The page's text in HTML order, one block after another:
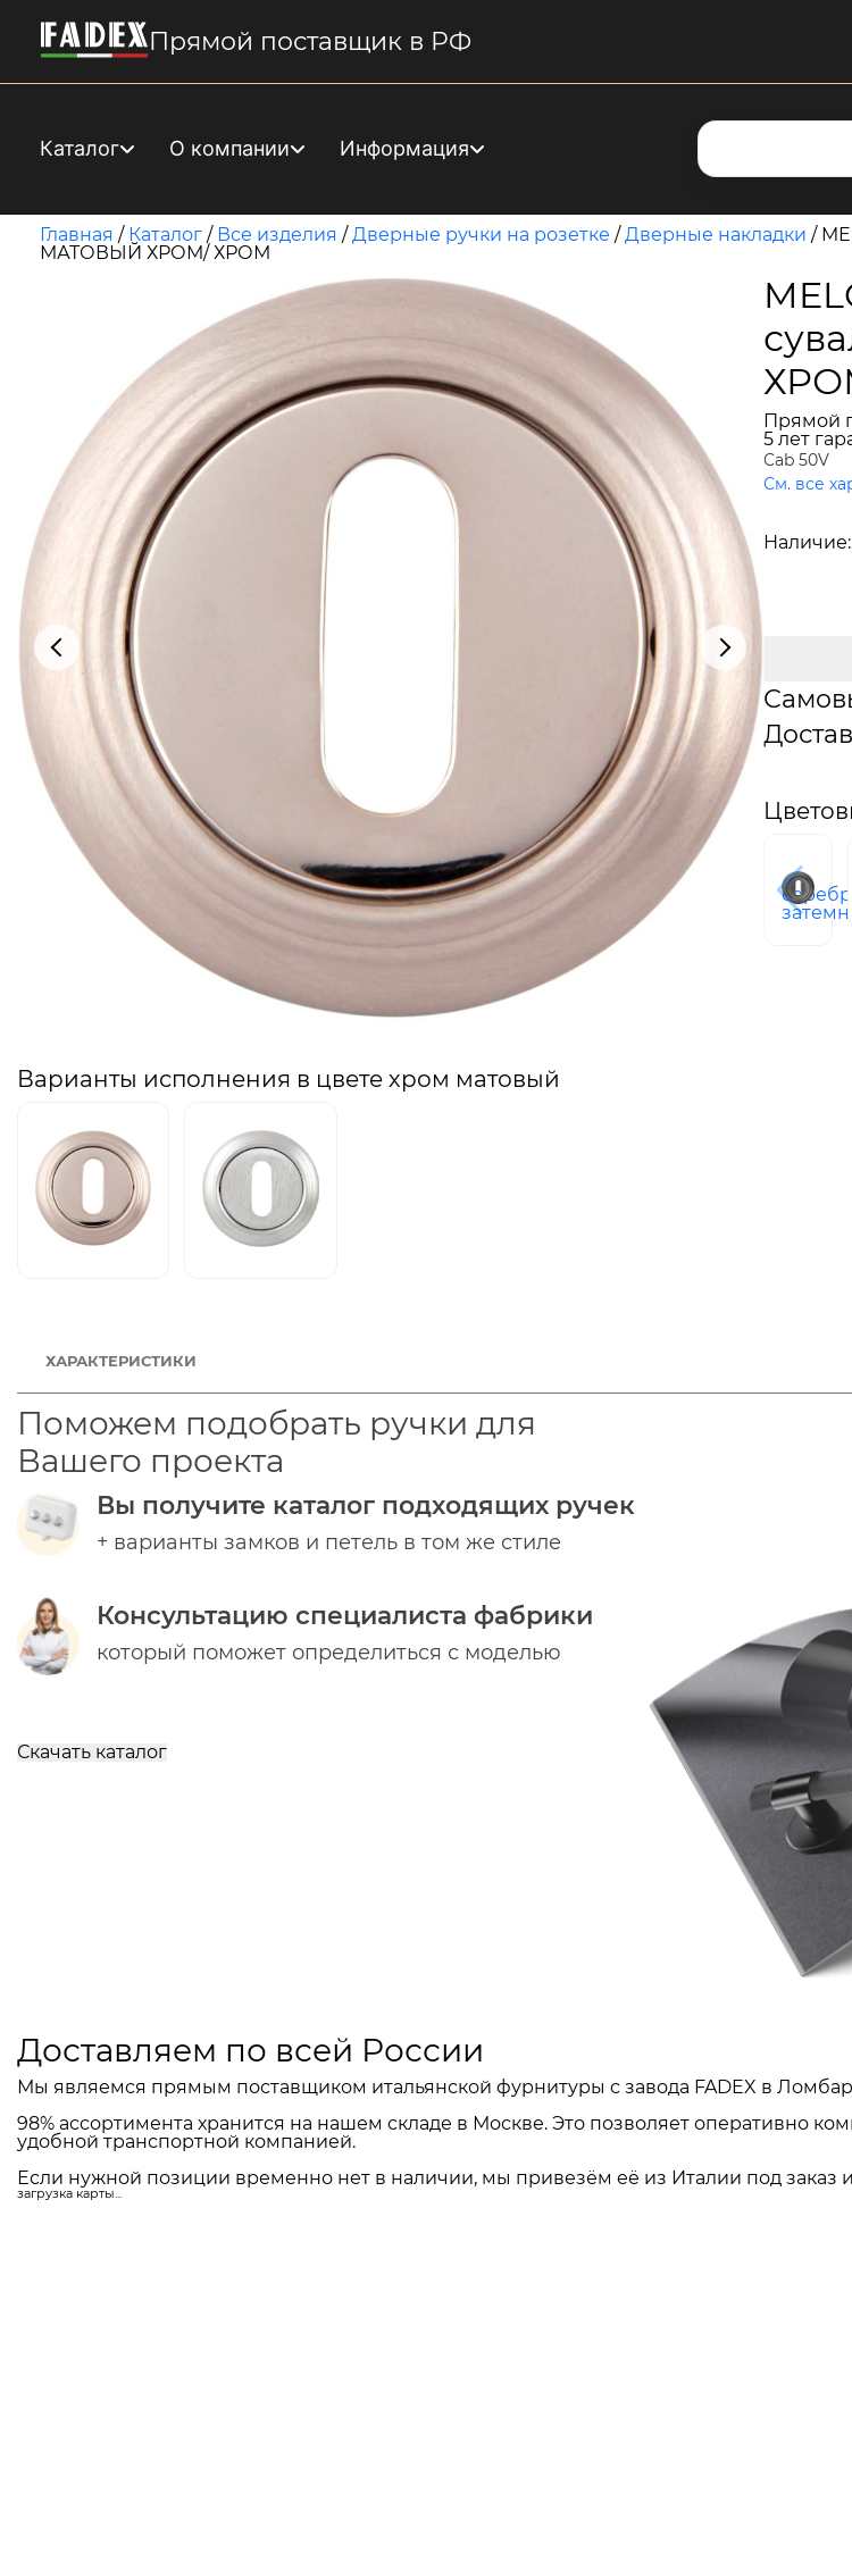
Прямой поставщик в РФ
Каталог О компании Информация
Главная / Каталог / Все изделия /Дверные ручки на розетке /Дверные накладки /
МАТОВЫЙ ХРОМ/ ХРОМ
Прямой
5 лет
Cab 50V
См. все
Наличие:
серебро
Варианты исполнения в цвете хром матовый
ХАРАКТЕРИСТИКИ
Поможем подобрать ручки для
Вашего проекта
Вы получите каталог подходящих ручек
+ варианты замков и петель в том же стиле
Консультацию специалиста фабрики
который поможет определиться с моделью
Скачать каталог
Доставляем по всей России
Мы являемся прямым поставщиком итальянской фурнитуры с завода FADEX в
98% ассортимента хранится на нашем складе в Москве. Это позволяет оперативно
удобной транспортной компанией.
Если нужной позиции временно нет в наличии, мы привезём её из Италии под заказ
загрузка карты...